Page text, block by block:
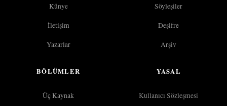
Künye
İletişim
Yazarlar
Söyleşiler
Deşifre
Arşiv
BÖLÜMLER
Üç Kaynak
YASAL
Kullanıcı Sözleşmesi